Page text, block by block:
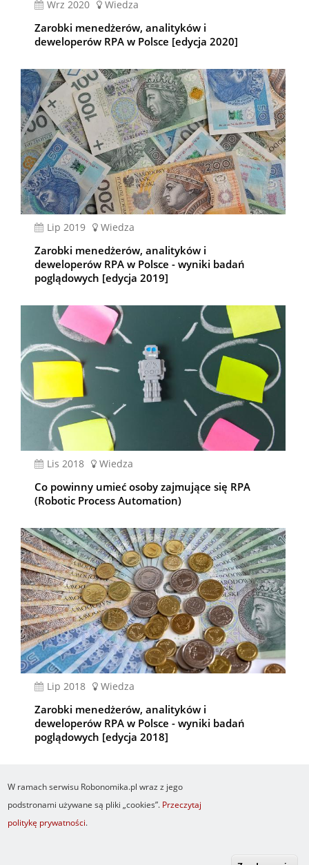
wrz 2020 Wiedza
Zarobki menedżerów, analityków i
deweloperów RPA w Polsce [edycja 2020]
lip 2019 Wiedza
Zarobki menedżerów, analityków i
deweloperów RPA w Polsce - wyniki badań
poglądowych [edycja 2019]
lis 2018 Wiedza
Co powinny umieć osoby zajmujące się RPA
(Robotic Process Automation)
lip 2018 Wiedza
Zarobki menedżerów, analityków i
deweloperów RPA w Polsce - wyniki badań
poglądowych [edycja 2018]
Newsletter
W ramach serwisu Robonomika.pl wraz z jego
podstronami używane są pliki „cookies”. Przeczytaj
politykę prywatności.